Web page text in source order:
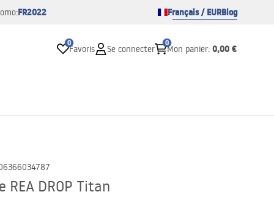
FR2022 Français / EURBlog
0
Favoris Se connecter
0
Mon panier: 0,00 €
DROP Titan